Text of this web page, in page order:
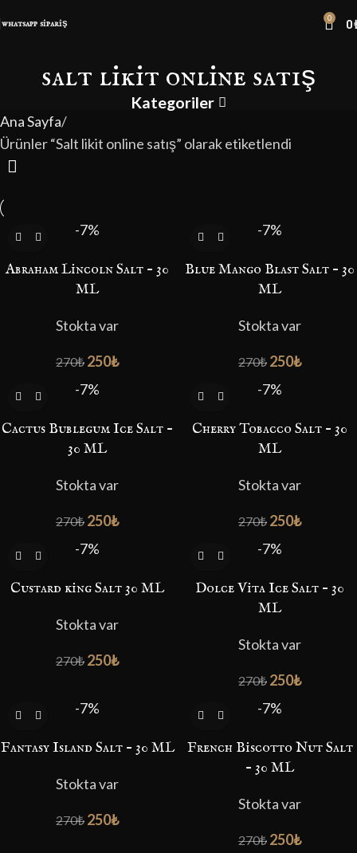
whatsapp sipariş 0 0
salt likit online satış
Kategoriler
Ana Sayfa
Ürünler “Salt likit online satış” olarak etiketlendi
-7%
Abraham Lincoln Salt – 30
ML
Stokta var
270₺ 250₺
-7%
Blue Mango Blast Salt – 30
ML
Stokta var
270₺ 250₺
-7%
Cactus Bublegum Ice Salt –
30 ML
Stokta var
270₺ 250₺
-7%
Cherry Tobacco Salt – 30
ML
Stokta var
270₺ 250₺
-7%
Custard king Salt 30 ML
Stokta var
270₺ 250₺
-7%
Dolce Vita Ice Salt – 30
ML
Stokta var
270₺ 250₺
-7%
Fantasy Island Salt – 30 ML
Stokta var
270₺ 250₺
-7%
French Biscotto Nut Salt
– 30 ML
Stokta var
270₺ 250₺